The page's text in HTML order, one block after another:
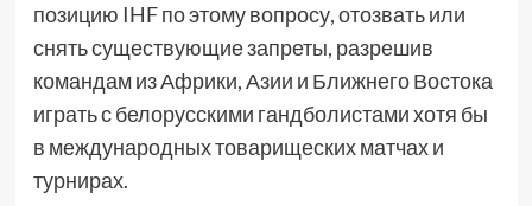
позицию IHF по этому вопросу, отозвать или
снять существующие запреты, разрешив
командам из Африки, Азии и Ближнего Востока
играть с белорусскими гандболистами хотя бы
в международных товарищеских матчах и
турнирах.